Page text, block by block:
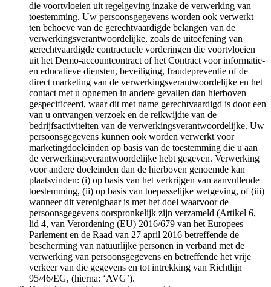
die voortvloeien uit regelgeving inzake de verwerking van
toestemming. Uw persoonsgegevens worden ook verwerkt
ten behoeve van de gerechtvaardigde belangen van de
verwerkingsverantwoordelijke, zoals de uitoefening van
gerechtvaardigde contractuele vorderingen die voortvloeien
uit het Demo-accountcontract of het Contract voor informatie-
en educatieve diensten, beveiliging, fraudepreventie of de
direct marketing van de verwerkingsverantwoordelijke en het
contact met u opnemen in andere gevallen dan hierboven
gespecificeerd, waar dit met name gerechtvaardigd is door een
van u ontvangen verzoek en de reikwijdte van de
bedrijfsactiviteiten van de verwerkingsverantwoordelijke. Uw
persoonsgegevens kunnen ook worden verwerkt voor
marketingdoeleinden op basis van de toestemming die u aan
de verwerkingsverantwoordelijke hebt gegeven. Verwerking
voor andere doeleinden dan de hierboven genoemde kan
plaatsvinden: (i) op basis van het verkrijgen van aanvullende
toestemming, (ii) op basis van toepasselijke wetgeving, of (iii)
wanneer dit verenigbaar is met het doel waarvoor de
persoonsgegevens oorspronkelijk zijn verzameld (Artikel 6,
lid 4, van Verordening (EU) 2016/679 van het Europees
Parlement en de Raad van 27 april 2016 betreffende de
bescherming van natuurlijke personen in verband met de
verwerking van persoonsgegevens en betreffende het vrije
verkeer van die gegevens en tot intrekking van Richtlijn
95/46/EG, (hierna: ‘AVG’).